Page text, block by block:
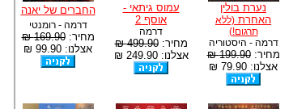
נערת בולין
האחרת (ללא
תרגום!)
דרמה - היסטוריה
מחיר:199.90 ₪
אצלנו: 79.90 ₪
עמוס גיתאי -
אוסף 2
דרמה
מחיר:499.90 ₪
אצלנו: 249.90 ₪
החברים של יאנה
דרמה - רומנטי
מחיר:169.90 ₪
אצלנו: 99.90 ₪